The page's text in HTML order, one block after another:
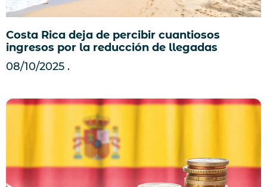
Costa Rica deja de percibir cuantiosos
ingresos por la reducción de llegadas
08/10/2025